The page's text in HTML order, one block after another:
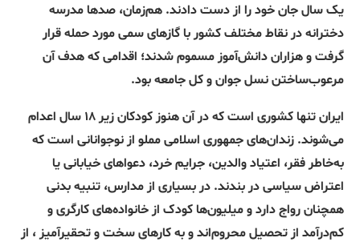
یک سال جان خود را از دست دادند. هم‌زمان، صدها مدرسه
دخترانه در نقاط مختلف کشور با گازهای سمی مورد حمله قرار
گرفت و هزاران دانش‌آموز مسموم شدند؛ اقدامی که هدف آن
مرعوب‌ساختن نسل جوان و کل جامعه بود.
ایران تنها کشوری است که در آن هنوز کودکان زیر ۱۸ سال اعدام
می‌شوند. زندان‌های جمهوری اسلامی مملو از نوجوانانی است که
به‌خاطر فقر، اعتیاد والدین، جرایم خرد، دعواهای خیابانی یا
اعتراض سیاسی در بندند. در بسیاری از مدارس، تنبیه بدنی
همچنان رواج دارد و میلیون‌ها کودک از خانواده‌های کارگری و
کم‌درآمد از تحصیل محروم‌اند و به کارهای سخت و تحقیرآمیز ، از